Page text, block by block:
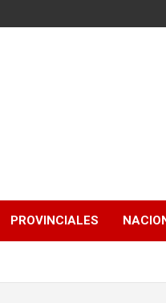
PROVINCIALES